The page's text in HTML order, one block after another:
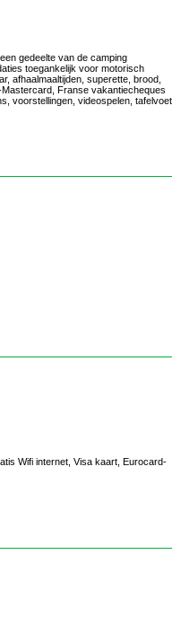
gedeelte van de camping
toegankelijk voor motorisch
afhaalmaaltijden, superette, brood,
Franse vakantiecheques
voorstellingen, videospelen,
Wifi internet, Visa kaart, Eurocard-